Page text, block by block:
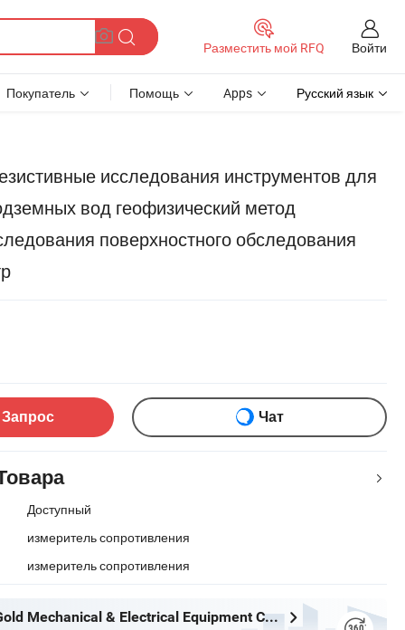
Разместить мой RFQ Войти
Покупатель Помощь Apps Русский язык
исследования инструментов для
вод геофизический метод
поверхностного обследования
Чат
Доступный
измеритель сопротивления
измеритель сопротивления
Chongqing Gold Mechanical & Electrical Equipment Co., Ltd.